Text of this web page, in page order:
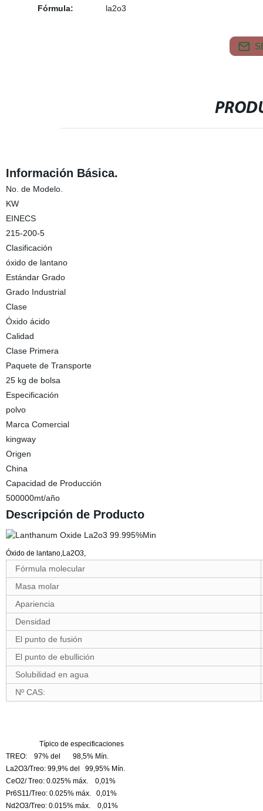
Fórmula:
la2o3
Información Básica.
No. de Modelo.
KW
EINECS
215-200-5
Clasificación
óxido de lantano
Estándar Grado
Grado Industrial
Clase
Óxido ácido
Calidad
Clase Primera
Paquete de Transporte
25 kg de bolsa
Especificación
polvo
Marca Comercial
kingway
Origen
China
Capacidad de Producción
500000mt/año
Descripción de Producto
Óxido de lantano,La2O3,
Fórmula molecular
Masa molar
Apariencia
Densidad
El punto de fusión
El punto de ebullición
Solubilidad en agua
Nº CAS:
Típico de especificaciones
TREO: 97% del 98,5% Mín.
La2O3/Treo: 99,9% del 99,95% Mín.
CeO2/ Treo: 0.025% máx. 0,01%
Pr6S11/Treo: 0.025% máx. 0,01%
Nd2O3/Treo: 0.015% máx. 0,01%